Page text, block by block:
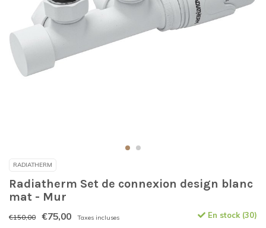
RADIATHERM
Radiatherm Set de connexion design blanc
mat - Mur
€150,00 €75,00 Taxes incluses En stock (30)